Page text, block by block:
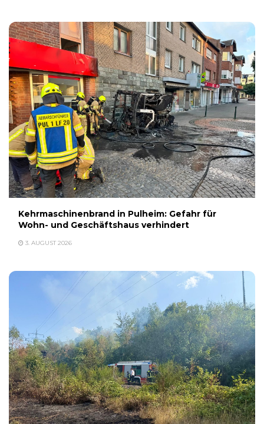
Kehrmaschinenbrand in Pulheim: Gefahr für
Wohn- und Geschäftshaus verhindert
3. AUGUST 2026